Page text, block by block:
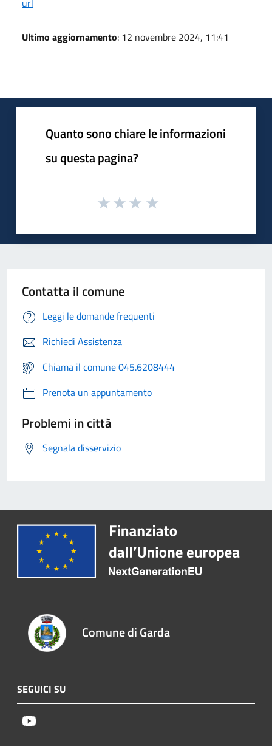
Ultimo aggiornamento: 12 novembre 2024, 11:41
Quanto sono chiare le informazioni
su questa pagina?
Contatta il comune
Leggi le domande frequenti
Richiedi Assistenza
Chiama il comune 045.6208444
Prenota un appuntamento
Problemi in città
Segnala disservizio
Comune di Garda
SEGUICI SU